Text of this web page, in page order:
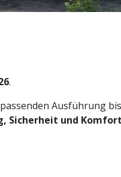
.
Ausführung
Sicherheit und Komfort